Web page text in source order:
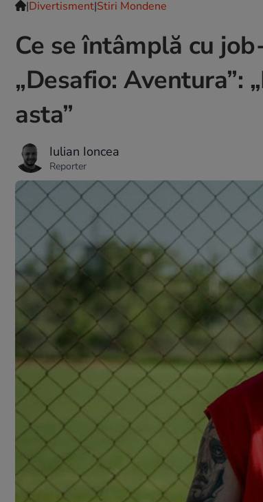
|Divertisment|Stiri Mondene
Ce se întâmplă cu
„Desafio: Aventura”:
asta”
Iulian Ioncea
Reporter